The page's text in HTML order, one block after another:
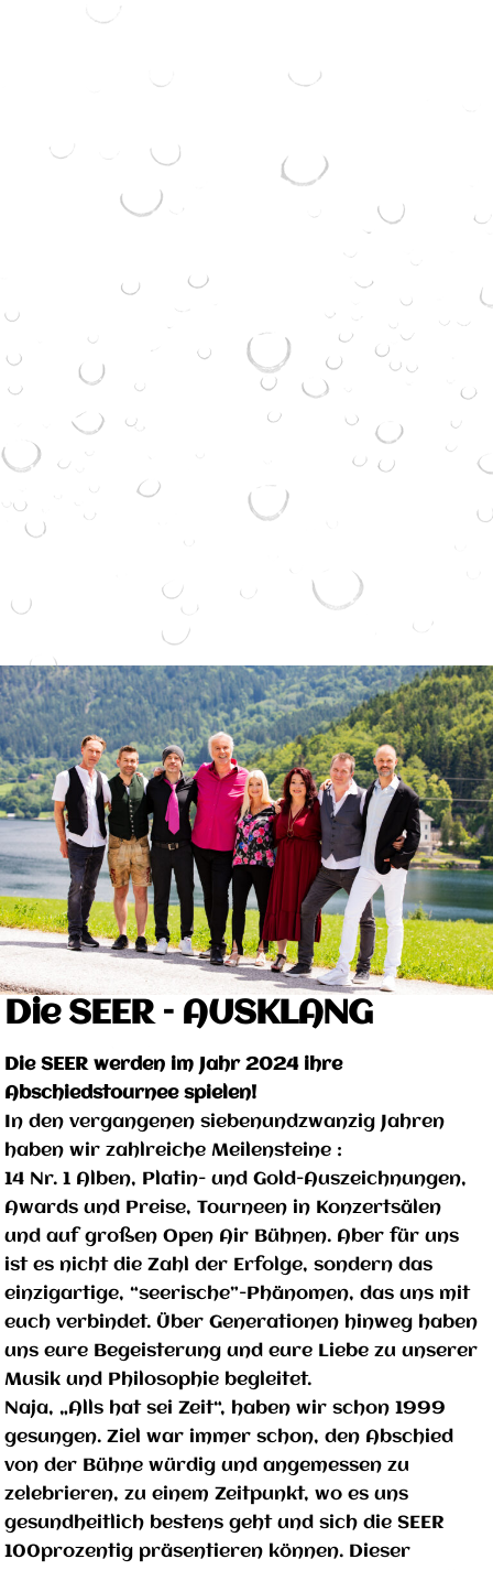
Die SEER – AUSKLANG
Die SEER werden im Jahr 2024 ihre
Abschiedstournee spielen!
In den vergangenen siebenundzwanzig Jahren
haben wir zahlreiche Meilensteine :
14 Nr. 1 Alben, Platin- und Gold-Auszeichnungen,
Awards und Preise, Tourneen in Konzertsälen
und auf großen Open Air Bühnen. Aber für uns
ist es nicht die Zahl der Erfolge, sondern das
einzigartige, “seerische”-Phänomen, das uns mit
euch verbindet. Über Generationen hinweg haben
uns eure Begeisterung und eure Liebe zu unserer
Musik und Philosophie begleitet.
Naja, „Alls hat sei Zeit“, haben wir schon 1999
gesungen. Ziel war immer schon, den Abschied
von der Bühne würdig und angemessen zu
zelebrieren, zu einem Zeitpunkt, wo es uns
gesundheitlich bestens geht und sich die SEER
100prozentig präsentieren können. Dieser